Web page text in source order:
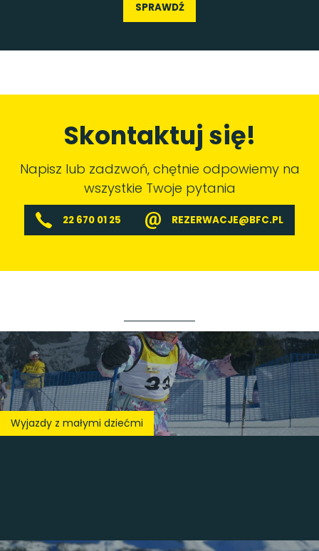
SPRAWDŹ
Skontaktuj się!
Napisz lub zadzwoń, chętnie odpowiemy na
wszystkie Twoje pytania
22 670 01 25 REZERWACJE@BFC.PL
Wyjazdy z małymi dziećmi